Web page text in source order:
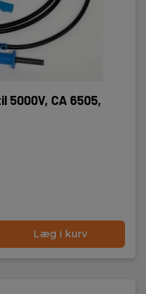
5000V, CA 6505,
Læg i kurv